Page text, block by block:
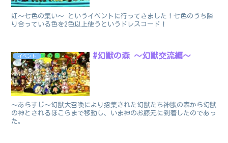
虹～七色の集い～ というイベントに行ってきました！七色のうち隣
り合っている色を2色以上使うというドレスコード！
イベント #幻獣の森 ～幻獣交流編～
～あらすじ～幻獣大召喚により招集された幻獣たち神獣の森から幻獣
の神とされるほこらまで移動し、いま神のお膝元に到着したのであっ
た。